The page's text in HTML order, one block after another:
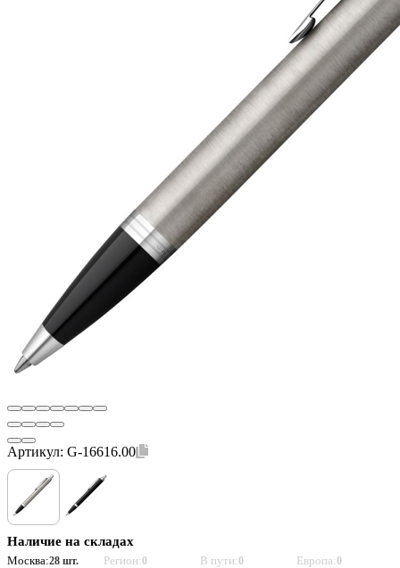
Артикул: G-16616.00
Наличие на складах
Москва:28 шт. Регион:0 В пути:0 Европа:0